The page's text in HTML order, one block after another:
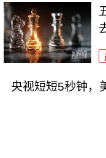
央视短短5秒钟，